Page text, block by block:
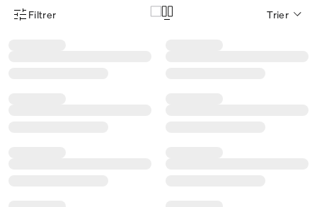
Menu des filtres d'articles
Filtrer Trier